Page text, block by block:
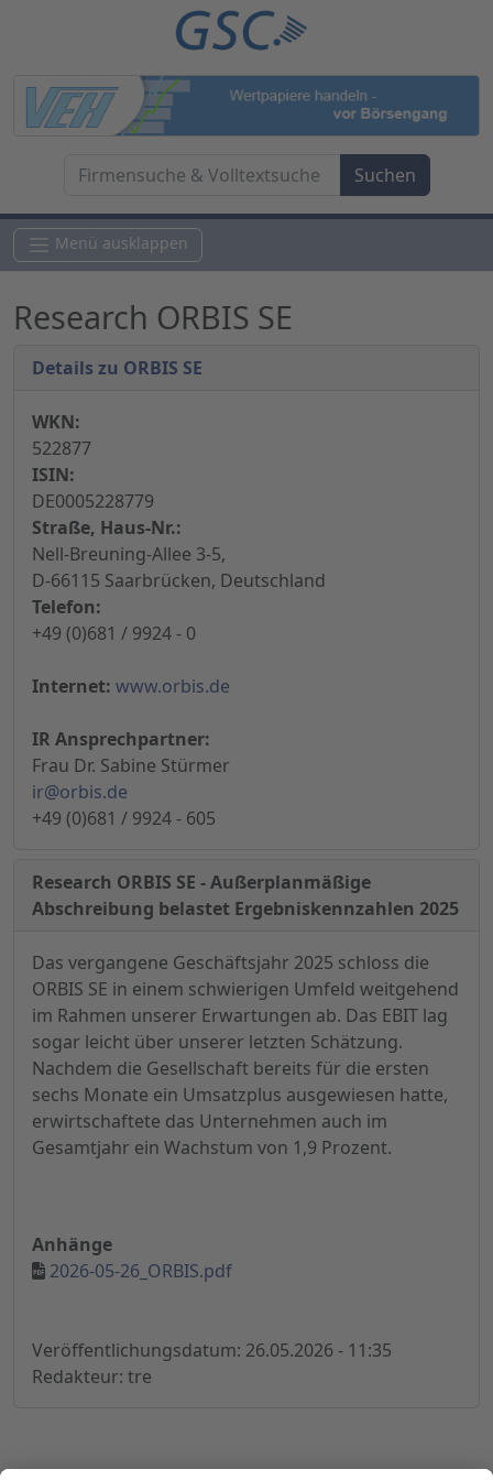
Menü ausklappen
Research ORBIS SE
Details zu ORBIS SE
WKN:
522877
ISIN:
DE0005228779
Straße, Haus-Nr.:
Nell-Breuning-Allee 3-5,
D-66115 Saarbrücken, Deutschland
Telefon:
+49 (0)681 / 9924 - 0
Internet: www.orbis.de
IR Ansprechpartner:
Frau Dr. Sabine Stürmer
ir@orbis.de
+49 (0)681 / 9924 - 605
Research ORBIS SE - Außerplanmäßige
Abschreibung belastet Ergebniskennzahlen 2025
Das vergangene Geschäftsjahr 2025 schloss die
ORBIS SE in einem schwierigen Umfeld weitgehend
im Rahmen unserer Erwartungen ab. Das EBIT lag
sogar leicht über unserer letzten Schätzung.
Nachdem die Gesellschaft bereits für die ersten
sechs Monate ein Umsatzplus ausgewiesen hatte,
erwirtschaftete das Unternehmen auch im
Gesamtjahr ein Wachstum von 1,9 Prozent.
Anhänge
2026-05-26_ORBIS.pdf
Veröffentlichungsdatum: 26.05.2026 - 11:35
Redakteur: tre